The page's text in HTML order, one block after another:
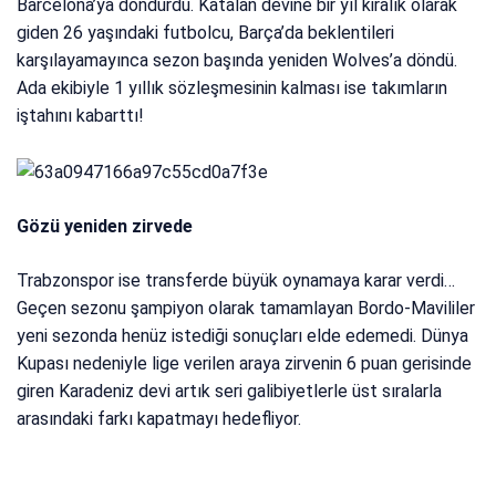
Barcelona’ya döndürdü. Katalan devine bir yıl kiralık olarak
giden 26 yaşındaki futbolcu, Barça’da beklentileri
karşılayamayınca sezon başında yeniden Wolves’a döndü.
Ada ekibiyle 1 yıllık sözleşmesinin kalması ise takımların
iştahını kabarttı!
Gözü yeniden zirvede
Trabzonspor ise transferde büyük oynamaya karar verdi…
Geçen sezonu şampiyon olarak tamamlayan Bordo-Mavililer
yeni sezonda henüz istediği sonuçları elde edemedi. Dünya
Kupası nedeniyle lige verilen araya zirvenin 6 puan gerisinde
giren Karadeniz devi artık seri galibiyetlerle üst sıralarla
arasındaki farkı kapatmayı hedefliyor.